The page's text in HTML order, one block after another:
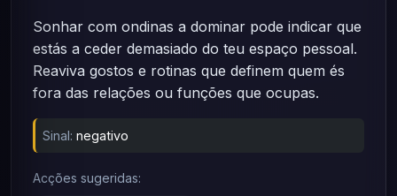
Sonhar com ondinas a dominar pode indicar que
estás a ceder demasiado do teu espaço pessoal.
Reaviva gostos e rotinas que definem quem és
fora das relações ou funções que ocupas.
Sinal: negativo
Acções sugeridas: